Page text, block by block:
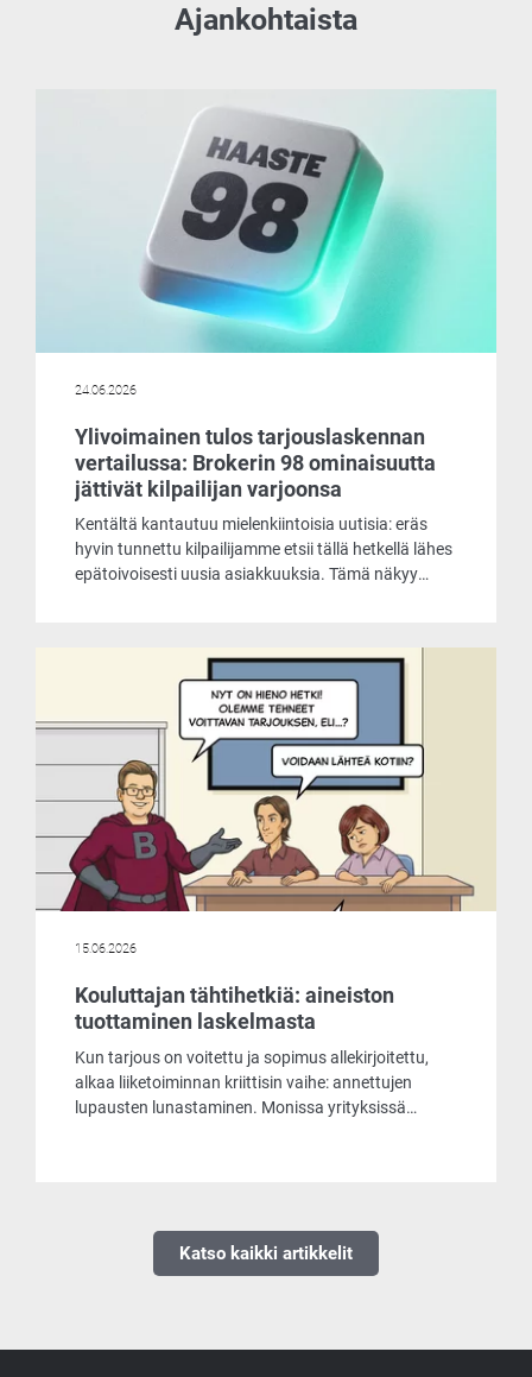
Ajankohtaista
24.06.2026
Ylivoimainen tulos tarjouslaskennan
vertailussa: Brokerin 98 ominaisuutta
jättivät kilpailijan varjoonsa
Kentältä kantautuu mielenkiintoisia uutisia: eräs
hyvin tunnettu kilpailijamme etsii tällä hetkellä lähes
epätoivoisesti uusia asiakkuuksia. Tämä näkyy
ilmaisohjelma pitää sisällään.
15.06.2026
Kouluttajan tähtihetkiä: aineiston
tuottaminen laskelmasta
Kun tarjous on voitettu ja sopimus allekirjoitettu,
alkaa liiketoiminnan kriittisin vaihe: annettujen
lupausten lunastaminen. Monissa yrityksissä
Katso kaikki artikkelit